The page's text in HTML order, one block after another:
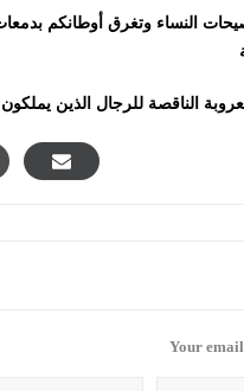
النساء وتغرق أوطانكم
Your